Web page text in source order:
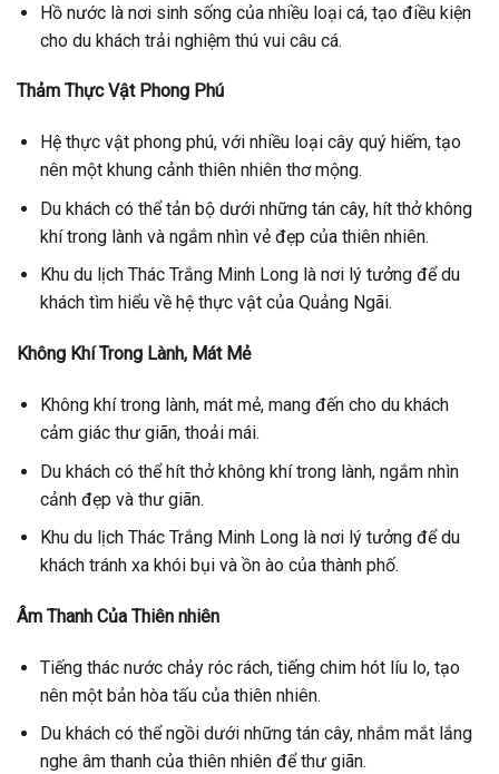
Hồ nước là nơi sinh sống của nhiều loại cá, tạo điều kiện
cho du khách trải nghiệm thú vui câu cá.
Thảm Thực Vật Phong Phú
Hệ thực vật phong phú, với nhiều loại cây quý hiếm, tạo
nên một khung cảnh thiên nhiên thơ mộng.
Du khách có thể tản bộ dưới những tán cây, hít thở không
khí trong lành và ngắm nhìn vẻ đẹp của thiên nhiên.
Khu du lịch Thác Trắng Minh Long là nơi lý tưởng để du
khách tìm hiểu về hệ thực vật của Quảng Ngãi.
Không Khí Trong Lành, Mát Mẻ
Không khí trong lành, mát mẻ, mang đến cho du khách
cảm giác thư giãn, thoải mái.
Du khách có thể hít thở không khí trong lành, ngắm nhìn
cảnh đẹp và thư giãn.
Khu du lịch Thác Trắng Minh Long là nơi lý tưởng để du
khách tránh xa khói bụi và ồn ào của thành phố.
Âm Thanh Của Thiên nhiên
Tiếng thác nước chảy róc rách, tiếng chim hót líu lo, tạo
nên một bản hòa tấu của thiên nhiên.
Du khách có thể ngồi dưới những tán cây, nhắm mắt lắng
nghe âm thanh của thiên nhiên để thư giãn.